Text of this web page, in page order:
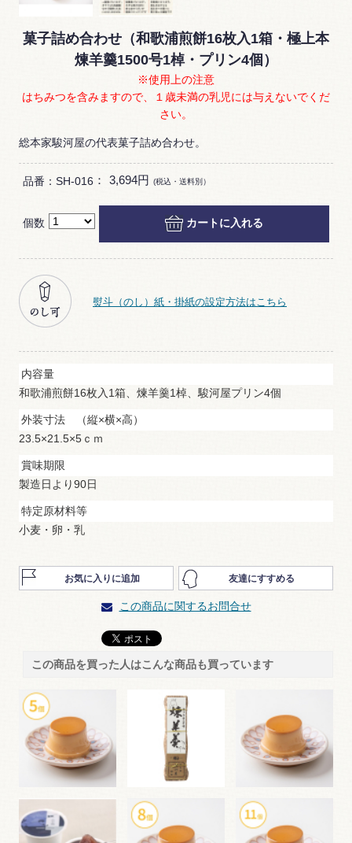
菓子詰め合わせ（和歌浦煎餅16枚入1箱・極上本
煉羊羹1500号1棹・プリン4個）
※使用上の注意
はちみつを含みますので、１歳未満の乳児には与えないでくだ
さい。
総本家駿河屋の代表菓子詰め合わせ。
品番：SH-016 ： 3,694円 (税込・送料別）
個数 カートに入れる
熨斗（のし）紙・掛紙の設定方法はこちら
内容量
和歌浦煎餅16枚入1箱、煉羊羹1棹、駿河屋プリン4個
外装寸法 （縦×横×高）
23.5×21.5×5ｃｍ
賞味期限
製造日より90日
特定原材料等
小麦・卵・乳
お気に入りに追加 友達にすすめる
この商品に関するお問合せ
この商品を買った人はこんな商品も買っています